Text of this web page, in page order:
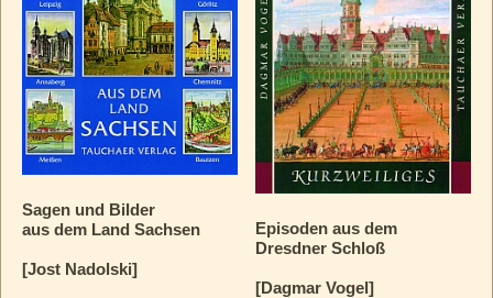
Sagen und Bilder
aus dem Land Sachsen
[Jost Nadolski]
Episoden aus dem
Dresdner Schloß
[Dagmar Vogel]